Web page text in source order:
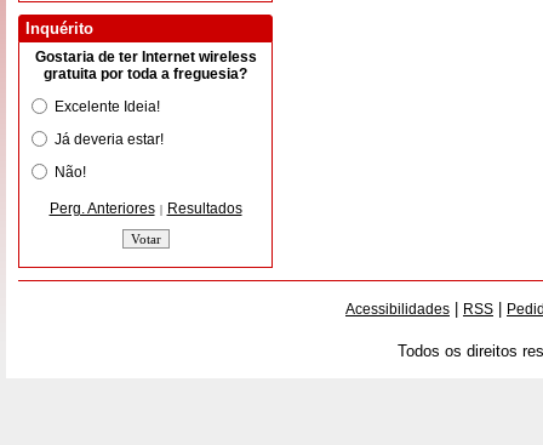
Inquérito
Gostaria de ter Internet wireless
gratuita por toda a freguesia?
Excelente Ideia!
Já deveria estar!
Não!
Perg. Anteriores | Resultados
Acessibilidades RSS
Todos os direitos